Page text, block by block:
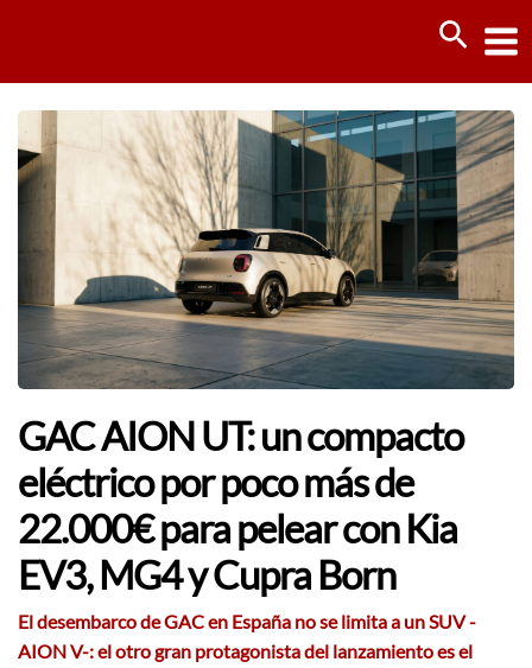
GAC AION UT: un compacto
eléctrico por poco más de
22.000€ para pelear con Kia
EV3, MG4 y Cupra Born
El desembarco de GAC en España no se limita a un SUV -
AION V-: el otro gran protagonista del lanzamiento es el